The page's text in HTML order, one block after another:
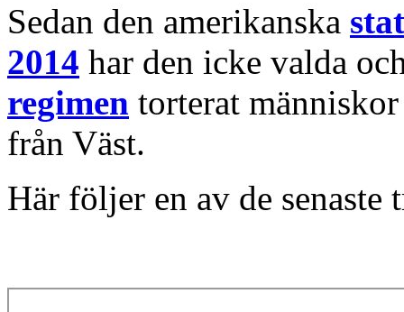
Sedan den amerikanska
2014 har den icke valda
regimen torterat
från Väst.
Här följer en av de senaste